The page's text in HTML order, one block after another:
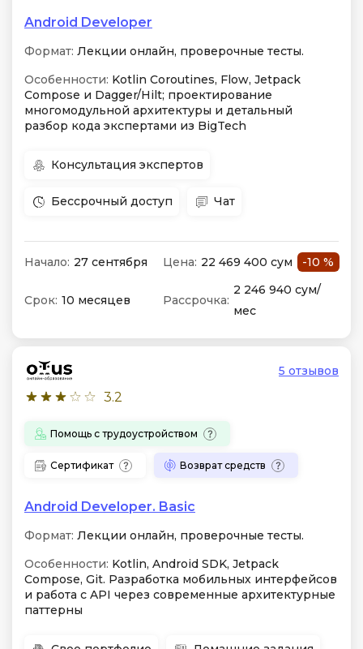
Android Developer
Формат: Лекции онлайн, проверочные тесты.
Особенности: Kotlin Coroutines, Flow, Jetpack
Compose и Dagger/Hilt; проектирование
многомодульной архитектуры и детальный
разбор кода экспертами из BigTech
Консультация экспертов
Бессрочный доступ Чат
Начало: 27 сентября Цена: 22 469 400 сум -10 %
Срок: 10 месяцев Рассрочка:
2 246 940 сум/
мес
3.2
5 отзывов
Помощь с трудоустройством
Сертификат Возврат средств
Android Developer. Basic
Формат: Лекции онлайн, проверочные тесты.
Особенности: Kotlin, Android SDK, Jetpack
Compose, Git. Разработка мобильных интерфейсов
и работа с API через современные архитектурные
паттерны